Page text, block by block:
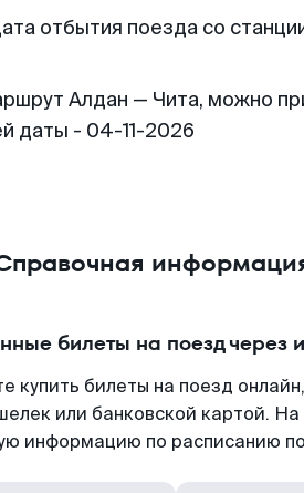
отбытия поезда со
Алдан — Чита, можно
даты - 04-11-2026
билеты на поезд через
купить билеты на поезд
или банковской картой.
информацию по расписанию